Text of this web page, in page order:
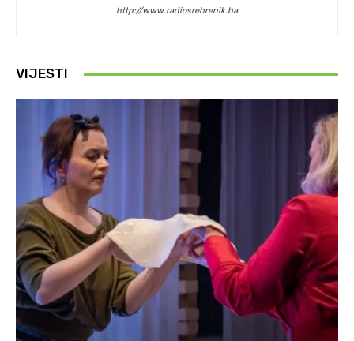
http://www.radiosrebrenik.ba
VIJESTI